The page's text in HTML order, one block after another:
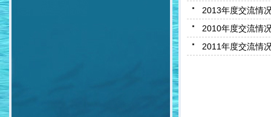
2013年度交流情
2010年度交流情
2011年度交流情